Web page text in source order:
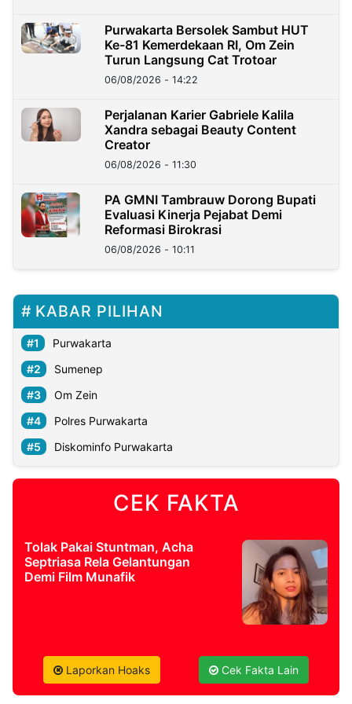
Purwakarta Bersolek Sambut HUT
Ke-81 Kemerdekaan RI, Om Zein
Turun Langsung Cat Trotoar
06/08/2026 - 14:22
Perjalanan Karier Gabriele Kalila
Xandra sebagai Beauty Content
Creator
06/08/2026 - 11:30
PA GMNI Tambrauw Dorong Bupati
Evaluasi Kinerja Pejabat Demi
Reformasi Birokrasi
06/08/2026 - 10:11
KABAR PILIHAN
Purwakarta
Sumenep
Om Zein
Polres Purwakarta
Diskominfo Purwakarta
CEK FAKTA
Tolak Pakai Stuntman, Acha
Septriasa Rela Gelantungan
Demi Film Munafik
Laporkan Hoaks Cek Fakta Lain